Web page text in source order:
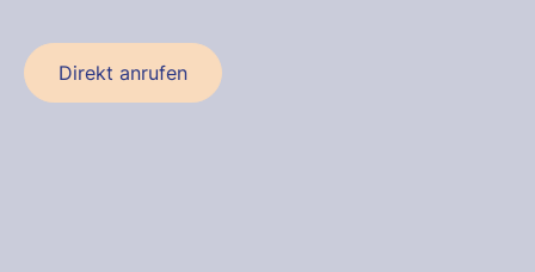
Direkt anrufen